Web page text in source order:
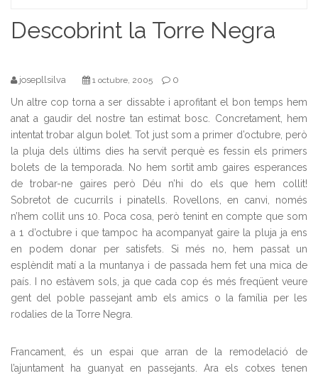
Descobrint la Torre Negra
josepllsilva 1 octubre, 2005 0
Un altre cop torna a ser dissabte i aprofitant el bon temps hem
anat a gaudir del nostre tan estimat bosc. Concretament, hem
intentat trobar algun bolet. Tot just som a primer d’octubre, però
la pluja dels últims dies ha servit perquè es fessin els primers
bolets de la temporada. No hem sortit amb gaires esperances
de trobar-ne gaires però Déu n’hi do els que hem collit!
Sobretot de cucurrils i pinatells. Rovellons, en canvi, només
n’hem collit uns 10. Poca cosa, però tenint en compte que som
a 1 d’octubre i que tampoc ha acompanyat gaire la pluja ja ens
en podem donar per satisfets. Si més no, hem passat un
esplèndit matí a la muntanya i de passada hem fet una mica de
país. I no estàvem sols, ja que cada cop és més freqüent veure
gent del poble passejant amb els amics o la família per les
rodalies de la Torre Negra.
Francament, és un espai que arran de la remodelació de
l’ajuntament ha guanyat en passejants. Ara els cotxes tenen